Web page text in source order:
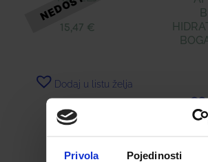
Privola Pojedinosti
15,47 €
Dodaj u listu želja